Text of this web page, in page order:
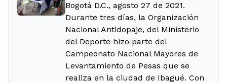
Bogotá D.C., agosto 27 de 2021.
Durante tres días, la Organización
Nacional Antidopaje, del Ministerio
del Deporte hizo parte del
Campeonato Nacional Mayores de
Levantamiento de Pesas que se
realiza en la ciudad de Ibagué. Con